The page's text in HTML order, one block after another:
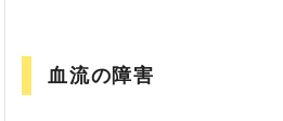
血流の障害